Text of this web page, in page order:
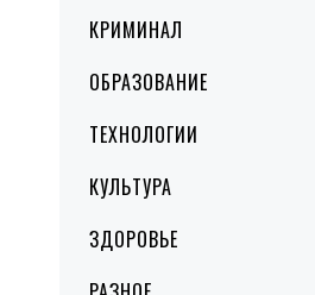
КРИМИНАЛ
ОБРАЗОВАНИЕ
ТЕХНОЛОГИИ
КУЛЬТУРА
ЗДОРОВЬЕ